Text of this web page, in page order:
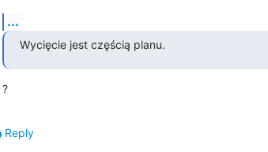
...
Wycięcie jest częścią planu.
?
Reply